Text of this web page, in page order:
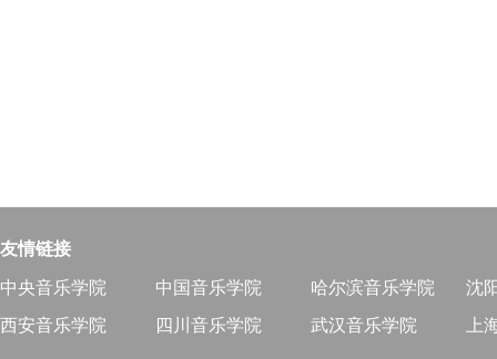
友情链接
中央音乐学院 中国音乐学院 哈尔滨音乐学院
沈
西安音乐学院
四川音乐学院 武汉音乐学院 上